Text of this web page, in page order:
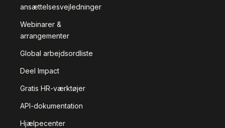
ansættelsesvejledninger
Webinarer &
arrangementer
Global arbejdsordliste
Deel Impact
Gratis HR-værktøjer
API-dokumentation
Hjælpecenter